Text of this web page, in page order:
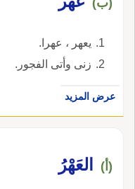
يعهر ، عهرا.
زنى وأتى الفجور.
عرض المزيد
(أ) العَهْرُ